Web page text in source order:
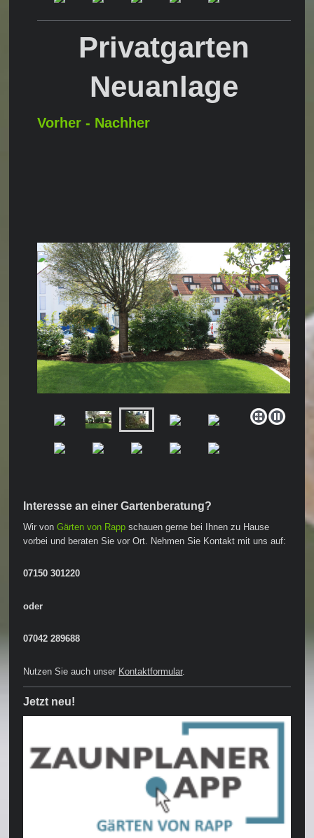
Privatgarten
Neuanlage
Vorher - Nachher
Interesse an einer Gartenberatung?
Wir vonGärten von Rapp schauen gerne bei Ihnen zu Hause
vorbei und beraten Sie vor Ort. Nehmen Sie Kontakt mit uns auf:
07150 301220
oder
07042 289688
Nutzen Sie auch unser Kontaktformular.
Jetzt neu!